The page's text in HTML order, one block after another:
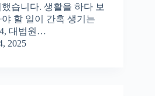
습니다. 생활을 하다 보
할 일이 간혹 생기는
대법원…
2025